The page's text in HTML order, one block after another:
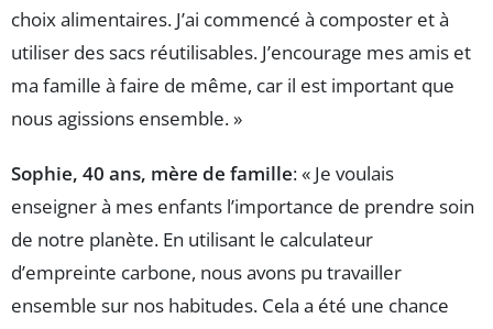
choix alimentaires. J’ai commencé à composter et à
utiliser des sacs réutilisables. J’encourage mes amis et
ma famille à faire de même, car il est important que
nous agissions ensemble. »
Sophie, 40 ans, mère de famille: « Je voulais
enseigner à mes enfants l’importance de prendre soin
de notre planète. En utilisant le calculateur
d’empreinte carbone, nous avons pu travailler
ensemble sur nos habitudes. Cela a été une chance